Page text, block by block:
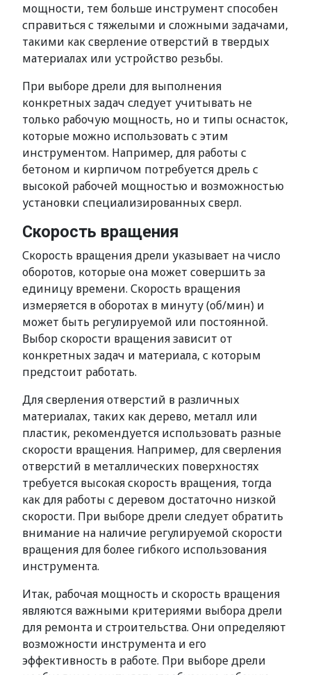
мощности, тем больше инструмент способен
справиться с тяжелыми и сложными задачами,
такими как сверление отверстий в твердых
материалах или устройство резьбы.
При выборе дрели для выполнения
конкретных задач следует учитывать не
только рабочую мощность, но и типы оснасток,
которые можно использовать с этим
инструментом. Например, для работы с
бетоном и кирпичом потребуется дрель с
высокой рабочей мощностью и возможностью
установки специализированных сверл.
Скорость вращения
Скорость вращения дрели указывает на число
оборотов, которые она может совершить за
единицу времени. Скорость вращения
измеряется в оборотах в минуту (об/мин) и
может быть регулируемой или постоянной.
Выбор скорости вращения зависит от
конкретных задач и материала, с которым
предстоит работать.
Для сверления отверстий в различных
материалах, таких как дерево, металл или
пластик, рекомендуется использовать разные
скорости вращения. Например, для сверления
отверстий в металлических поверхностях
требуется высокая скорость вращения, тогда
как для работы с деревом достаточно низкой
скорости. При выборе дрели следует обратить
внимание на наличие регулируемой скорости
вращения для более гибкого использования
инструмента.
Итак, рабочая мощность и скорость вращения
являются важными критериями выбора дрели
для ремонта и строительства. Они определяют
возможности инструмента и его
эффективность в работе. При выборе дрели